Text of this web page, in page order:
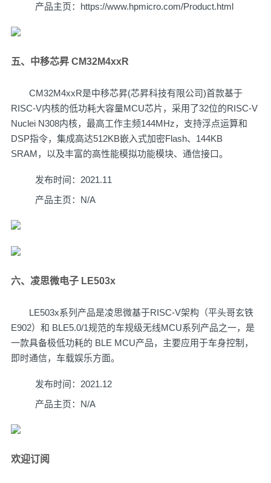
产品主页： https://www.hpmicro.com/Product.html
五、中移芯昇 CM32M4xxR
CM32M4xxR是中移芯昇(芯昇科技有限公司)首款基于
RISC-V内核的低功耗大容量MCU芯片，采用了32位的RISC-V
Nuclei N308内核，最高工作主频144MHz，支持浮点运算和
DSP指令，集成高达512KB嵌入式加密Flash、144KB
SRAM，以及丰富的高性能模拟功能模块、通信接口。
发布时间：2021.11
产品主页：N/A
六、凌思微电子 LE503x
LE503x系列产品是凌思微基于RISC-V架构（平头哥玄铁
E902）和 BLE5.0/1规范的车规级无线MCU系列产品之一，是
一款具备极低功耗的 BLE MCU产品，主要应用于车身控制，
即时通信，车载娱乐方面。
发布时间：2021.12
产品主页：N/A
欢迎订阅